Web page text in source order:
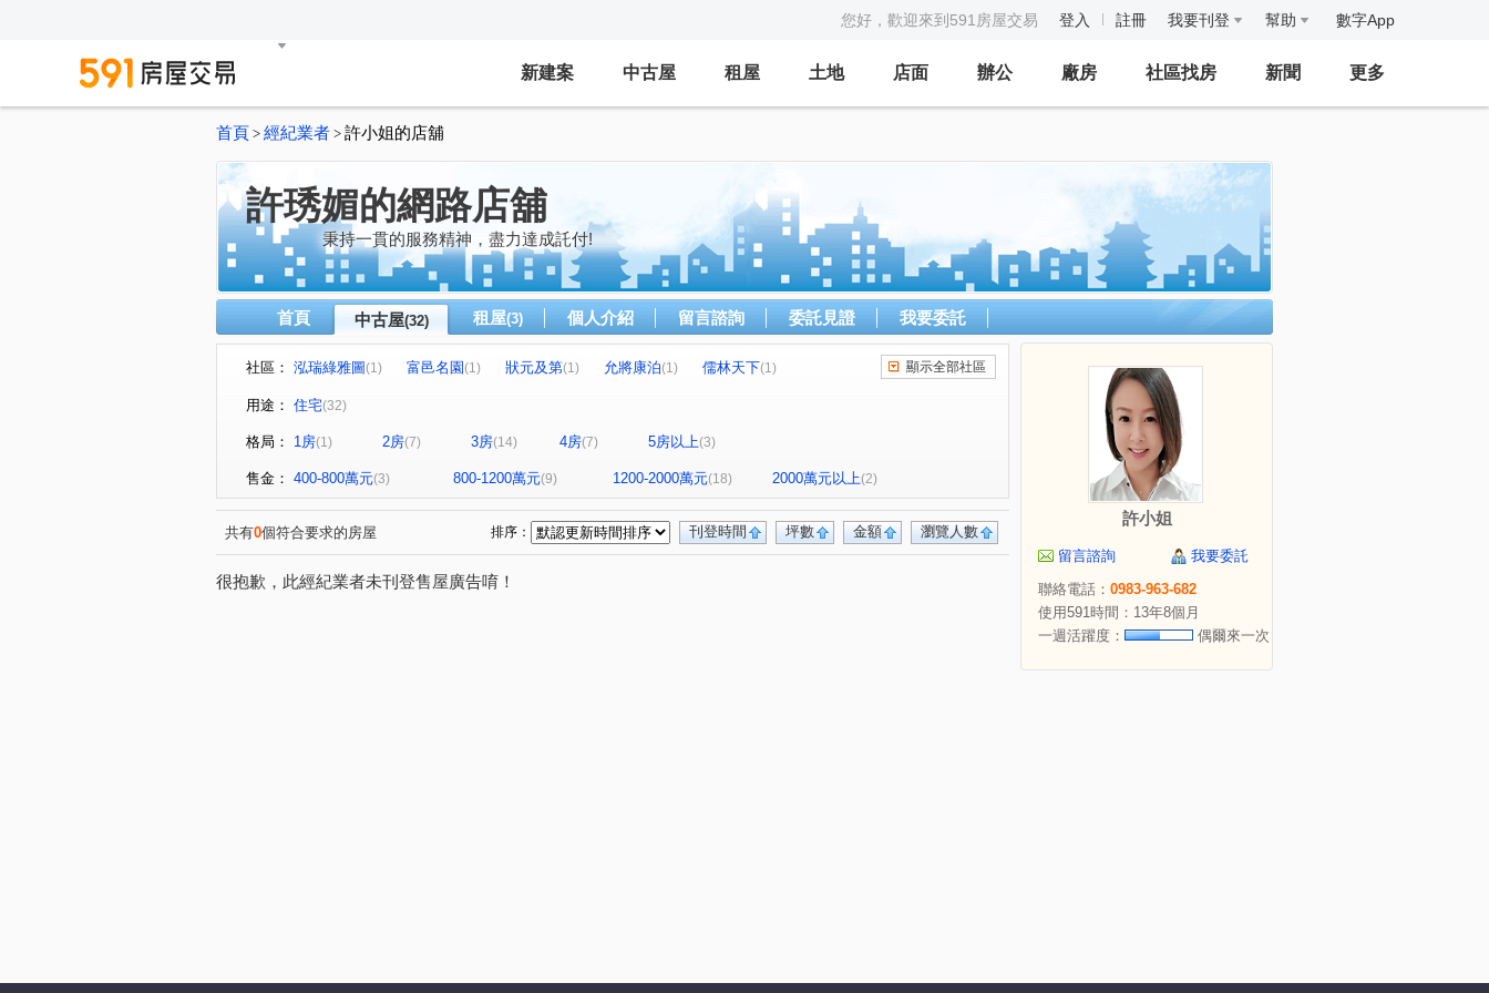
您好，歡迎來到591房屋交易 登入 註冊 我要刊登 幫助 數字App
新建案 中古屋 租屋 土地 店面 辦公 廠房 社區找房 新聞 更多
首頁 > 經紀業者 > 許小姐的店舖
許琇媚的網路店舖
秉持一貫的服務精神，盡力達成託付!
首頁 中古屋(32) 租屋(3) 個人介紹 留言諮詢 委託見證 我要委託
社區： 泓瑞綠雅圖(1) 富邑名園(1) 狀元及第(1) 允將康泊(1) 儒林天下(1)
安格花園
寶浩世家 興大康橋 森活大樓 (1) 麗園華廈 (1) 立仁路社區
聚合發大美(1) 文心愛悦(1) 大砌四方 閱讀城市大廈(1) 鄉林新月灣(1)
環中東路三段(1) 光正路(1) 東明路(1) 大明路(2) 祥興路(3) 向上街(1)
現岱路(1) 永興路(1) 工學路(1) 民生路(1) 振興路(1)
大智路(1) 德芳南路(2) 大德街(1) 公園街(1) 工學一街(1) 東榮路(1)
福田三街(1) 立仁路(1) 中山路一段
顯示全部社區
用途： 住宅(32)
格局： 1房(1) 2房(7) 3房(14) 4房(7) 5房以上(3)
售金： 400-800萬元(3) 800-1200萬元(9) 1200-2000萬元(18) 2000萬元以上(2)
共有0個符合要求的房屋 瀏覽人數
金額
坪數
刊登時間
排序：
很抱歉，此經紀業者未刊登售屋廣告唷！
許小姐
留言諮詢
我要委託
聯絡電話： 0983-963-682
使用591時間：13年8個月
一週活躍度：
偶爾來一次